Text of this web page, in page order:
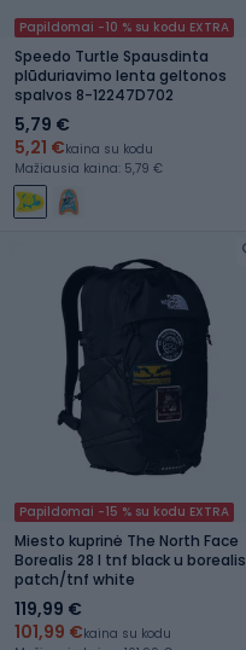
Papildomai -10 % su kodu EXTRA
Speedo Turtle Spausdinta
plūduriavimo lenta geltonos
spalvos 8-12247D702
5,79 €
5,21 €kaina su kodu
Mažiausia kaina: 5,79 €
Papildomai -15 % su kodu EXTRA
Miesto kuprinė The North Face
Borealis 28 l tnf black u borealis
patch/tnf white
119,99 €
101,99 €kaina su kodu